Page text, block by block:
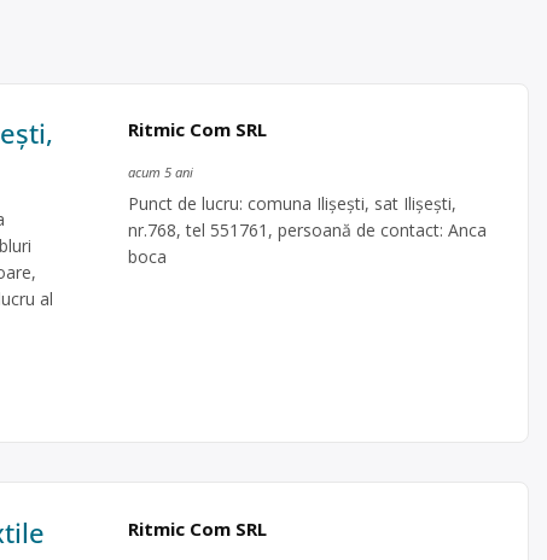
al
Ritmic Com SRL
acum 5 ani
Punct de lucru: comuna Ilişeşti, sat Ilişeşti,
nr.768, tel 551761, persoană de contact: Anca
boca
Ritmic Com SRL